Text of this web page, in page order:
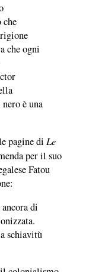
che
che ogni
è una
pagine di Le
per il suo
Fatou
di
schiavitù